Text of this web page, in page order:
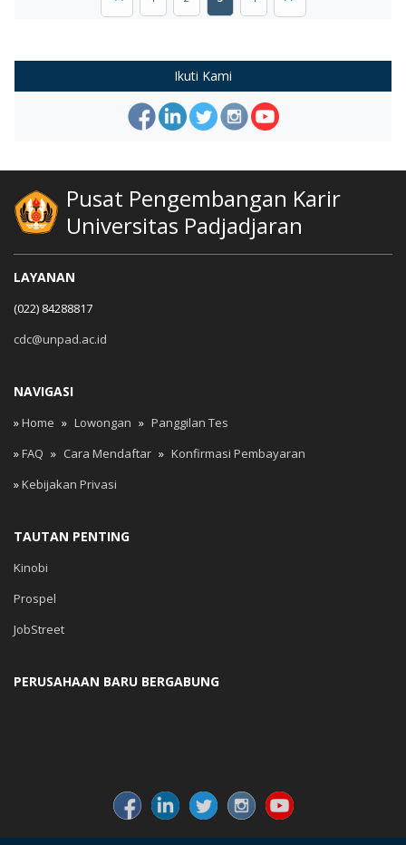
Ikuti Kami
Pusat Pengembangan Karir
Universitas Padjadjaran
LAYANAN
(022) 84288817
cdc@unpad.ac.id
NAVIGASI
»Home » Lowongan » Panggilan Tes
»FAQ » Cara Mendaftar » Konfirmasi Pembayaran
»Kebijakan Privasi
TAUTAN PENTING
Kinobi
Prospel
JobStreet
PERUSAHAAN BARU BERGABUNG